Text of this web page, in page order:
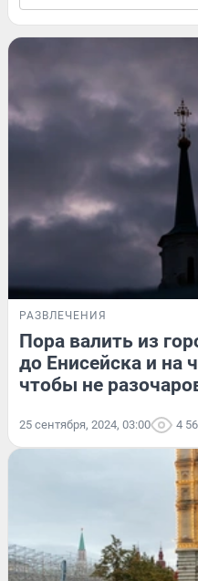
РАЗВЛЕЧЕНИЯ
Пора валить из
до Енисейска и на
чтобы не
25 сентября, 2024, 03:00 4